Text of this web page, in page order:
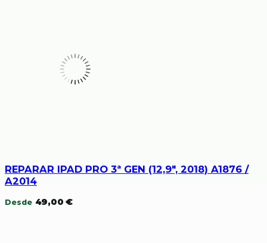
REPARAR IPAD PRO 3ª GEN (12,9″, 2018) A1876 /
A2014
Desde 49,00 €